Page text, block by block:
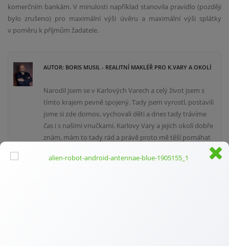
komerčním bankám. V minulosti například stanovila pravidlo (později
bylo zrušeno) pro maximální výši úvěru a maximální výši splátky
v poměru k příjmům žadatele.
AUTOR: BORIS MUSIL - REALITNÍ MAKLÉŘ PRO K.VARY A OKOLÍ
Narodil jsem se v Karlových Varech a celý život jsem s
tímto krajem pevně spojený. Tady jsem vyrostl, postavili
jsme si zde domov, vychovali děti a dnes tady trávíme
čas i s našimi vnučkami. Karlovy Vary a jejich okolí dobře
znám, mám to tady rád a právě proto mě těší pomáhat
který je mi blízký.